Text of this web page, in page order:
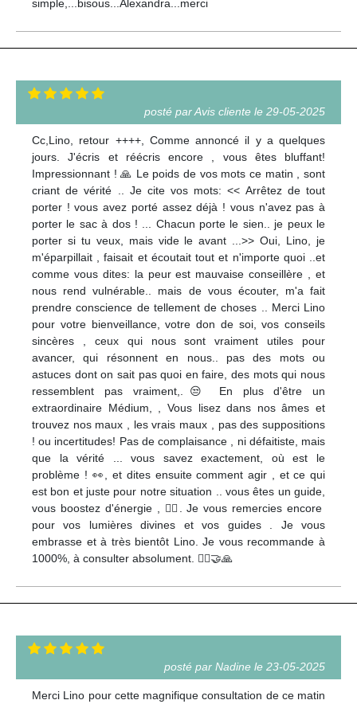
simple,...bisous...Alexandra...merci
posté par Avis cliente le 29-05-2025
Cc,Lino, retour ++++, Comme annoncé il y a quelques
jours. J'écris et réécris encore , vous êtes bluffant!
Impressionnant ! 🙏 Le poids de vos mots ce matin , sont
criant de vérité .. Je cite vos mots: << Arrêtez de tout
porter ! vous avez porté assez déjà ! vous n'avez pas à
porter le sac à dos ! ... Chacun porte le sien.. je peux le
porter si tu veux, mais vide le avant ...>> Oui, Lino, je
m'éparpillait , faisait et écoutait tout et n'importe quoi ..et
comme vous dites: la peur est mauvaise conseillère , et
nous rend vulnérable.. mais de vous écouter, m'a fait
prendre conscience de tellement de choses .. Merci Lino
pour votre bienveillance, votre don de soi, vos conseils
sincères , ceux qui nous sont vraiment utiles pour
avancer, qui résonnent en nous.. pas des mots ou
astuces dont on sait pas quoi en faire, des mots qui nous
ressemblent pas vraiment,.😒 En plus d'être un
extraordinaire Médium, , Vous lisez dans nos âmes et
trouvez nos maux , les vrais maux , pas des suppositions
! ou incertitudes! Pas de complaisance , ni défaitiste, mais
que la vérité ... vous savez exactement, où est le
problème ! 👀, et dites ensuite comment agir , et ce qui
est bon et juste pour notre situation .. vous êtes un guide,
vous boostez d'énergie , 😮‍💨. Je vous remercies encore
pour vos lumières divines et vos guides . Je vous
embrasse et à très bientôt Lino. Je vous recommande à
1000%, à consulter absolument. 🙋‍♀️🤝🙏
posté par Nadine le 23-05-2025
Merci Lino pour cette magnifique consultation de ce matin